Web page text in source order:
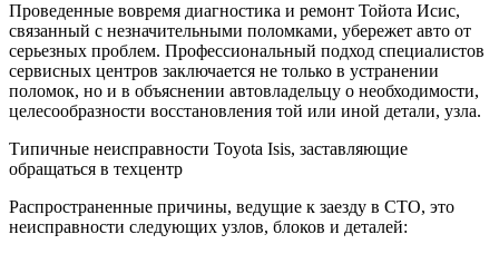
Проведенные вовремя диагностика и ремонт Тойота Исис,
связанный с незначительными поломками, убережет авто от
серьезных проблем. Профессиональный подход специалистов
сервисных центров заключается не только в устранении
поломок, но и в объяснении автовладельцу о необходимости,
целесообразности восстановления той или иной детали, узла.
Типичные неисправности Toyota Isis, заставляющие
обращаться в техцентр
Распространенные причины, ведущие к заезду в СТО, это
неисправности следующих узлов, блоков и деталей: